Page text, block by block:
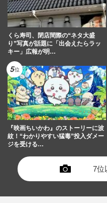
くら寿司、閉店間際の“ネタ大盛
り”写真が話題に「出会えたらラッ
キー」広報が明…
『映画ちいかわ』のストーリーに波
紋！“わかりやすい猛毒”投入ダメー
ジを受ける…
7位